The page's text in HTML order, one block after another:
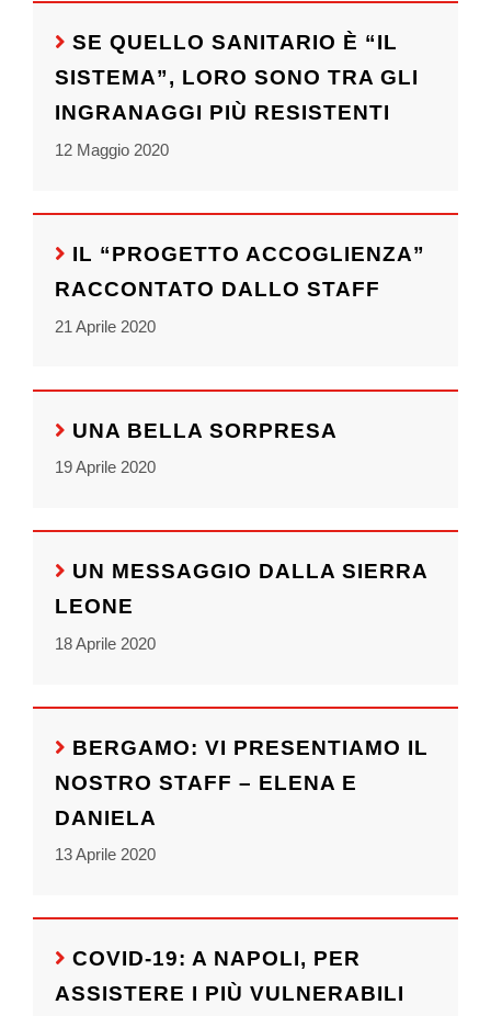
SE QUELLO SANITARIO È “IL
SISTEMA”, LORO SONO TRA GLI
INGRANAGGI PIÙ RESISTENTI
12 Maggio 2020
IL “PROGETTO ACCOGLIENZA”
RACCONTATO DALLO STAFF
21 Aprile 2020
UNA BELLA SORPRESA
19 Aprile 2020
UN MESSAGGIO DALLA SIERRA
LEONE
18 Aprile 2020
BERGAMO: VI PRESENTIAMO IL
NOSTRO STAFF – ELENA E
DANIELA
13 Aprile 2020
COVID-19: A NAPOLI, PER
ASSISTERE I PIÙ VULNERABILI